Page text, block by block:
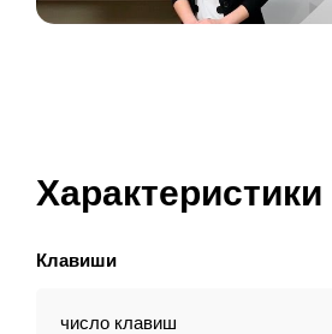
Характеристики
Клавиши
число клавиш